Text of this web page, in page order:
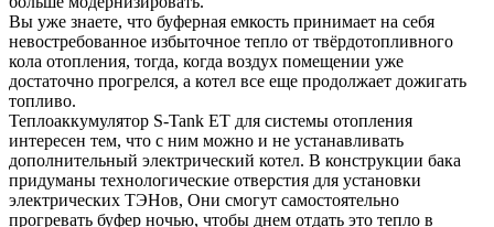
Вы уже знаете, что буферная емкость принимает на себя
невостребованное избыточное тепло от твёрдотопливного
кола отопления, тогда, когда воздух помещении уже
достаточно прогрелся, а котел все еще продолжает дожигать
топливо.
Теплоаккумулятор S-Tank ET для системы отопления
интересен тем, что с ним можно и не устанавливать
дополнительный электрический котел. В конструкции бака
придуманы технологические отверстия для установки
электрических ТЭНов, Они смогут самостоятельно
прогревать буфер ночью, чтобы днем отдать это тепло в